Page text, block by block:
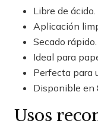
Libre de ácido.
Aplicación
Secado rápido.
Ideal para
Perfecta para
Disponible en
Usos